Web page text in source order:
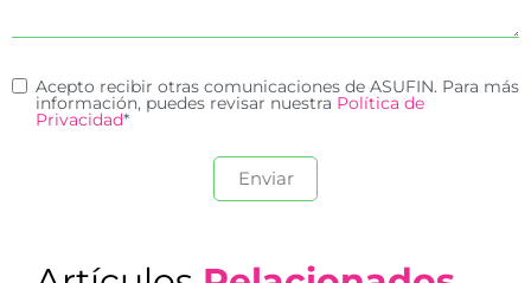
Acepto recibir otras comunicaciones de ASUFIN. Para más
información, puedes revisar nuestra Política de
Privacidad*